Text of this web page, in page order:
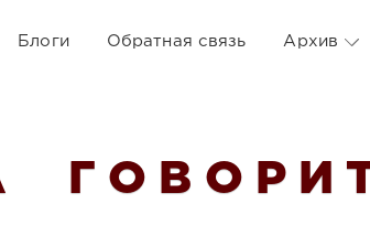
Блоги Обратная связь Архив
Г О В О Р И